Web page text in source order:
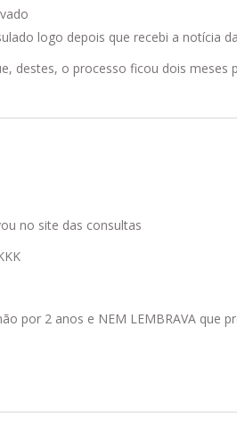
logo depois que recebi a notícia
destes, o processo ficou dois meses
no site das consultas
por 2 anos e NEM LEMBRAVA que